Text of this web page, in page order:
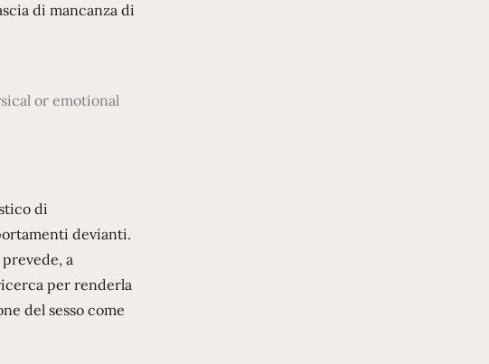
di mancanza di
or emotional
di
devianti.
a
per renderla
del sesso come